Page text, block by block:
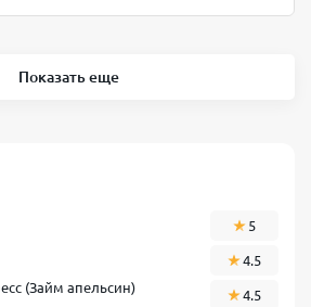
Показать еще
5
4.5
(Займ апельсин)
4.5